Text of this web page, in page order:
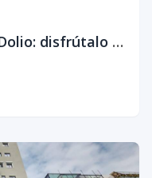
Tu apartamento en Juan Dolio: disfrútalo cuando estés, monetízalo cuando no estés